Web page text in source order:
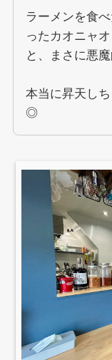
ラーメンを食
ったカオニャ
と、まさに悪
本当に昇天し
◎